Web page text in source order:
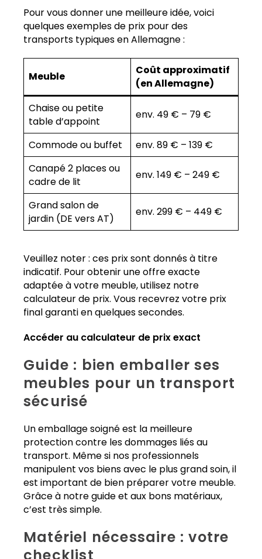
Pour vous donner une meilleure idée, voici
quelques exemples de prix pour des
transports typiques en Allemagne :
Meuble
Coût approximatif
(en Allemagne)
Chaise ou petite
table d’appoint
env. 49 € – 79 €
Commode ou buffet
env. 89 € – 139 €
Canapé 2 places ou
cadre de lit
env. 149 € – 249 €
Grand salon de
jardin (DE vers AT)
env. 299 € – 449 €
Veuillez noter : ces prix sont donnés à titre
indicatif. Pour obtenir une offre exacte
adaptée à votre meuble, utilisez notre
calculateur de prix. Vous recevrez votre prix
final garanti en quelques secondes.
Accéder au calculateur de prix exact
Guide : bien emballer ses
meubles pour un transport
sécurisé
Un emballage soigné est la meilleure
protection contre les dommages liés au
transport. Même si nos professionnels
manipulent vos biens avec le plus grand soin, il
est important de bien préparer votre meuble.
Grâce à notre guide et aux bons matériaux,
c’est très simple.
Matériel nécessaire : votre